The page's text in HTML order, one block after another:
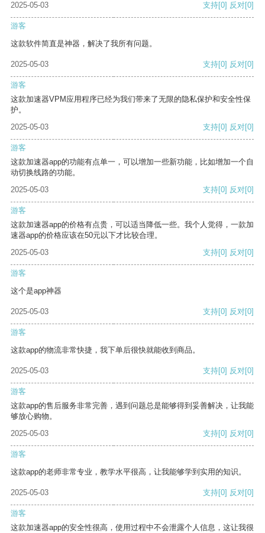
2025-05-03
支持[0] 反对[0]
游客
这款软件简直是神器，解决了我所有问题。
2025-05-03 支持[0] 反对[0]
游客
这款加速器VPM应用程序已经为我们带来了无限的隐私保护和安全性保
护。
2025-05-03
支持[0] 反对[0]
游客
这款加速器app的功能有点单一，可以增加一些新功能，比如增加一个自
动切换线路的功能。
2025-05-03
支持[0] 反对[0]
游客
这款加速器app的价格有点贵，可以适当降低一些。我个人觉得，一款加
速器app的价格应该在50元以下才比较合理。
2025-05-03
支持[0] 反对[0]
游客
这个是app神器
2025-05-03 支持[0] 反对[0]
游客
这款app的物流非常快捷，我下单后很快就能收到商品。
2025-05-03 支持[0] 反对[0]
游客
这款app的售后服务非常完善，遇到问题总是能够得到妥善解决，让我能
够放心购物。
2025-05-03
支持[0] 反对[0]
游客
这款app的老师非常专业，教学水平很高，让我能够学到实用的知识。
2025-05-03 支持[0] 反对[0]
游客
这款加速器app的安全性很高，使用过程中不会泄露个人信息，这让我很